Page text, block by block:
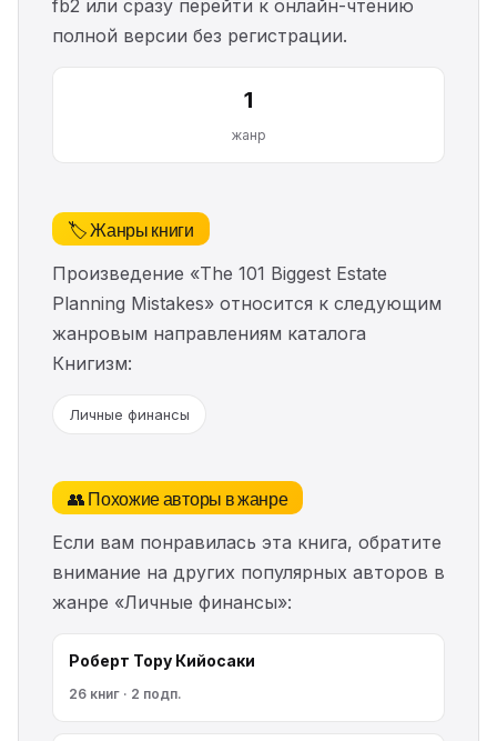
fb2 или сразу перейти к онлайн-чтению
полной версии без регистрации.
1
жанр
🏷️ Жанры книги
Произведение «The 101 Biggest Estate
Planning Mistakes» относится к следующим
жанровым направлениям каталога
Книгизм:
Личные финансы
👥 Похожие авторы в жанре
Если вам понравилась эта книга, обратите
внимание на других популярных авторов в
жанре «Личные финансы»:
Роберт Тору Кийосаки
26 книг · 2 подп.